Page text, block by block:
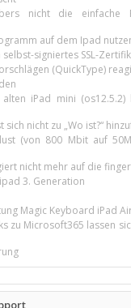
nicht die einfache
auf dem Ipad
signiertes SSL-
(QuickType)
iPad mini
nicht zu „Wo ist?“
(von 800 Mbit auf
nicht mehr auf die
3. Generation
Magic Keyboard iPad Air
zu Microsoft365 lassen